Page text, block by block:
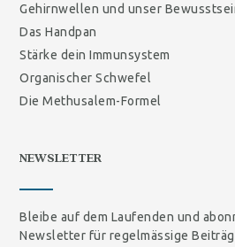
Gehirnwellen und unser
Das Handpan
Stärke dein Immunsystem
Organischer Schwefel
Die Methusalem-Formel
NEWSLETTER
Bleibe auf dem Laufenden und
Newsletter für regelmässige